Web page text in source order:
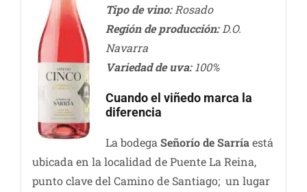
Tipo de vino:Rosado
Región de producción:D.O.
Navarra
Variedad de uva:100%
Cuando el viñedo marca la
diferencia
La bodega Señorío de Sarríaestá
ubicada en la localidad de Puente La Reina,
punto clave del Camino de Santiago; un lugar